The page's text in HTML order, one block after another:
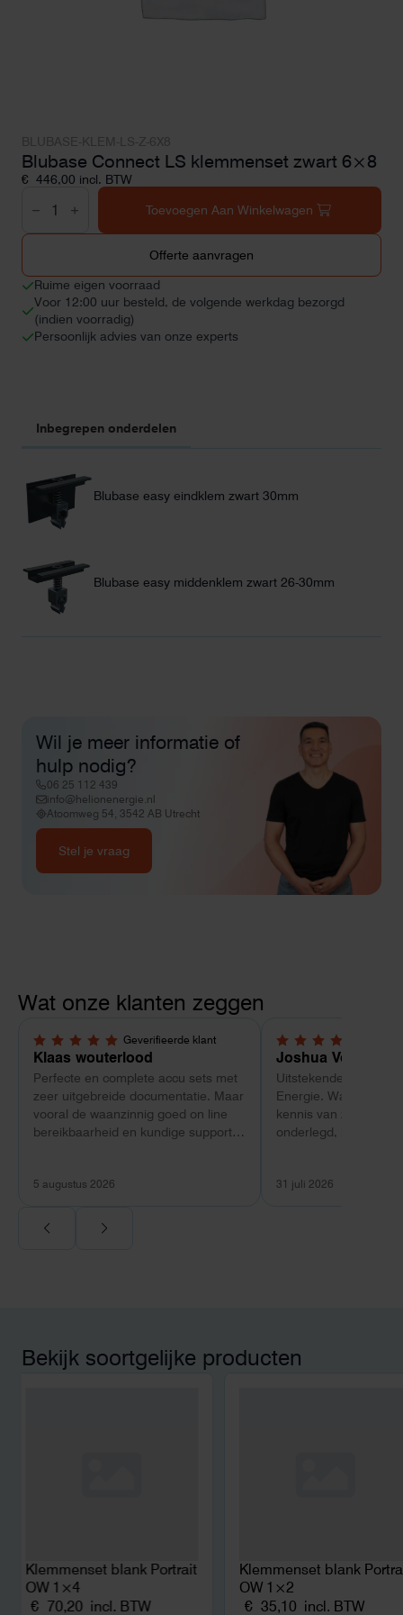
Blubase Connect LS klemmenset zwart 6×8
€ 446,00 incl. BTW
Connect
klemmenset
aantal
Toevoegen Aan Winkelwagen
Offerte aanvragen
Ruime eigen voorraad
Voor 12:00 uur besteld, de volgende werkdag bezorgd
(indien voorradig)
Persoonlijk advies van onze experts
Inbegrepen onderdelen
Blubase easy eindklem zwart 30mm
Blubase easy middenklem zwart 26-30mm
Wil je meer informatie of
hulp nodig?
06 25 112 439
info@helionenergie.nl
Atoomweg 54, 3542 AB Utrecht
Stel je vraag
Wat onze klanten zeggen
Geverifieerde klant
5,0 van 5 sterren
Klaas wouterlood
Perfecte en complete accu sets met
zeer uitgebreide documentatie. Maar
vooral de waanzinnig goed on line
bereikbaarheid en kundige support
5 augustus 2026
5,0 van 5 sterren
Joshua Verdonk
Uitstekende ervaring
Energie. Wat vooral
kennis van zaken:
onderlegd, heldere
Ook de nazorg is
noodstroom voor de
31 juli 2026
Bekijk soortgelijke producten
Klemmenset blank Portrait
OW 1×4
€ 70,20 incl. BTW
Klemmenset blank
OW 1×2
€ 35,10 incl. BTW